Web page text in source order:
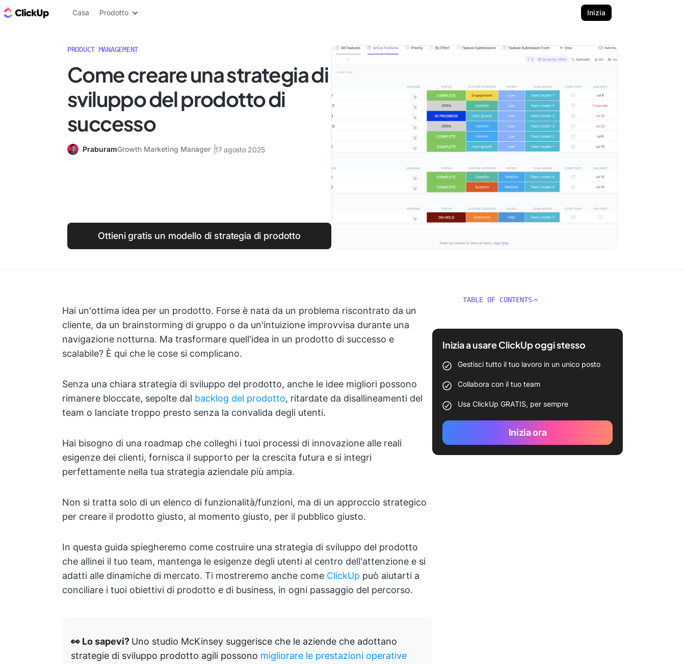
Blog di ClickUp
Casa Prodotto Inizia
PRODUCT MANAGEMENT
Come creare una strategia di
sviluppo del prodotto di
successo
PraburamGrowth Marketing Manager 17 agosto 2025
Ottieni gratis un modello di strategia di prodotto
Hai un'ottima idea per un prodotto. Forse è nata da un problema riscontrato da un
cliente, da un brainstorming di gruppo o da un'intuizione improvvisa durante una
navigazione notturna. Ma trasformare quell'idea in un prodotto di successo e
scalabile? È qui che le cose si complicano.
Senza una chiara strategia di sviluppo del prodotto, anche le idee migliori possono
rimanere bloccate, sepolte dal backlog del prodotto, ritardate da disallineamenti del
team o lanciate troppo presto senza la convalida degli utenti.
Hai bisogno di una roadmap che colleghi i tuoi processi di innovazione alle reali
esigenze dei clienti, fornisca il supporto per la crescita futura e si integri
perfettamente nella tua strategia aziendale più ampia.
Non si tratta solo di un elenco di funzionalità/funzioni, ma di un approccio strategico
per creare il prodotto giusto, al momento giusto, per il pubblico giusto.
In questa guida spiegheremo come costruire una strategia di sviluppo del prodotto
che allinei il tuo team, mantenga le esigenze degli utenti al centro dell'attenzione e si
adatti alle dinamiche di mercato. Ti mostreremo anche come ClickUp può aiutarti a
conciliare i tuoi obiettivi di prodotto e di business, in ogni passaggio del percorso.
👀 Lo sapevi? Uno studio McKinsey suggerisce che le aziende che adottano
strategie di sviluppo prodotto agili possono migliorare le prestazioni operative
TABLE OF CONTENTS
Inizia a usare ClickUp oggi stesso
Gestisci tutto il tuo lavoro in un unico posto
Collabora con il tuo team
Usa ClickUp GRATIS, per sempre
Inizia ora